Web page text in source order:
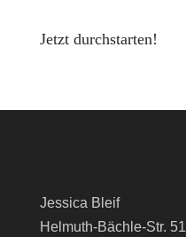
Jetzt durchstarten!
Jessica Bleif
Helmuth-Bächle-Str. 51